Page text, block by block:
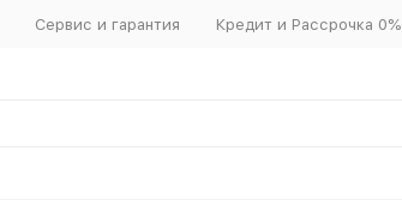
Сервис и гарантия Кредит и Рассрочка 0%